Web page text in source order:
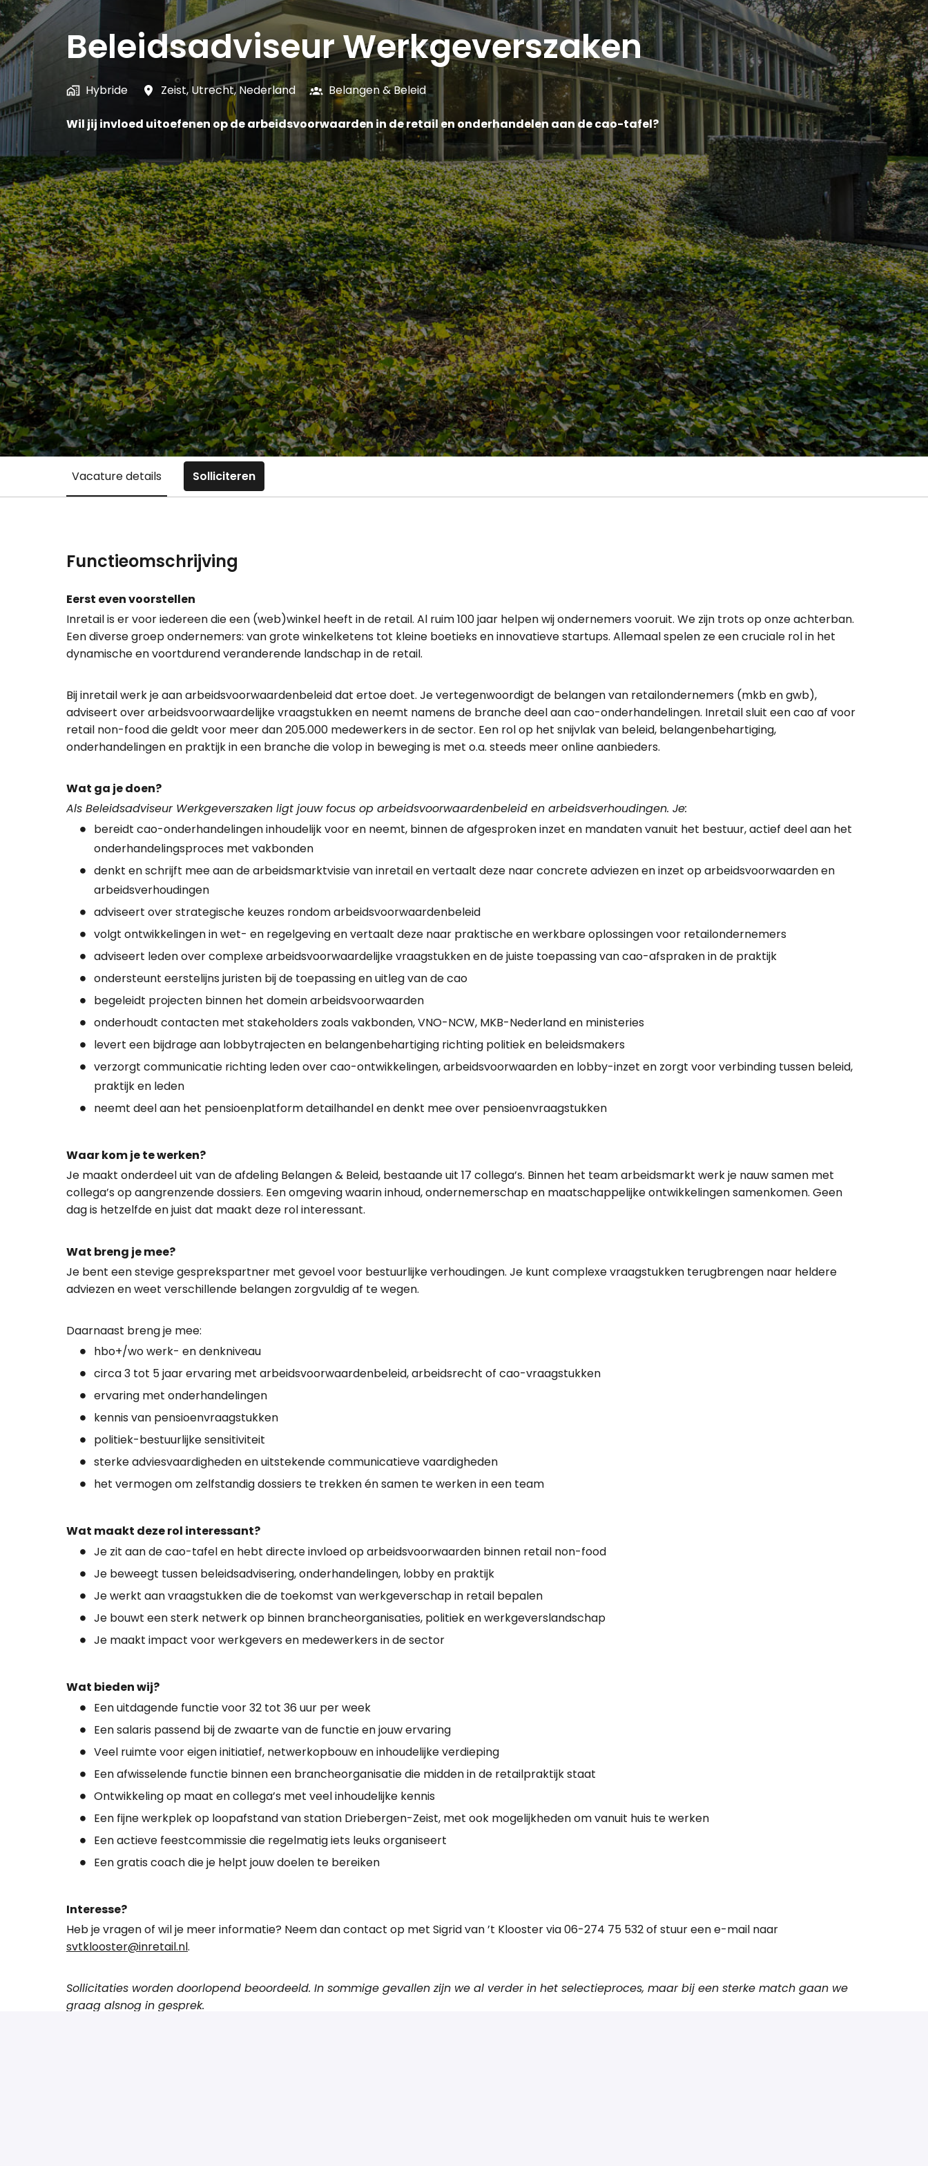
Beleidsadviseur Werkgeverszaken
Hybride Zeist, Utrecht, Nederland Belangen & Beleid
Wil jij invloed uitoefenen op de arbeidsvoorwaarden in de retail en onderhandelen aan de cao-tafel?
Vacature details Solliciteren
Functieomschrijving
Eerst even voorstellen
Inretail is er voor iedereen die een (web)winkel heeft in de retail. Al ruim 100 jaar helpen wij ondernemers vooruit. We zijn trots op onze achterban.
Een diverse groep ondernemers: van grote winkelketens tot kleine boetieks en innovatieve startups. Allemaal spelen ze een cruciale rol in het
dynamische en voortdurend veranderende landschap in de retail.
Bij inretail werk je aan arbeidsvoorwaardenbeleid dat ertoe doet. Je vertegenwoordigt de belangen van retailondernemers (mkb en gwb),
adviseert over arbeidsvoorwaardelijke vraagstukken en neemt namens de branche deel aan cao-onderhandelingen. Inretail sluit een cao af voor
retail non-food die geldt voor meer dan 205.000 medewerkers in de sector. Een rol op het snijvlak van beleid, belangenbehartiging,
onderhandelingen en praktijk in een branche die volop in beweging is met o.a. steeds meer online aanbieders.
Wat ga je doen?
Als Beleidsadviseur Werkgeverszaken ligt jouw focus op arbeidsvoorwaardenbeleid en arbeidsverhoudingen. Je:
bereidt cao-onderhandelingen inhoudelijk voor en neemt, binnen de afgesproken inzet en mandaten vanuit het bestuur, actief deel aan het
onderhandelingsproces met vakbonden
denkt en schrijft mee aan de arbeidsmarktvisie van inretail en vertaalt deze naar concrete adviezen en inzet op arbeidsvoorwaarden en
arbeidsverhoudingen
adviseert over strategische keuzes rondom arbeidsvoorwaardenbeleid
volgt ontwikkelingen in wet- en regelgeving en vertaalt deze naar praktische en werkbare oplossingen voor retailondernemers
adviseert leden over complexe arbeidsvoorwaardelijke vraagstukken en de juiste toepassing van cao-afspraken in de praktijk
ondersteunt eerstelijns juristen bij de toepassing en uitleg van de cao
begeleidt projecten binnen het domein arbeidsvoorwaarden
onderhoudt contacten met stakeholders zoals vakbonden, VNO-NCW, MKB-Nederland en ministeries
levert een bijdrage aan lobbytrajecten en belangenbehartiging richting politiek en beleidsmakers
verzorgt communicatie richting leden over cao-ontwikkelingen, arbeidsvoorwaarden en lobby-inzet en zorgt voor verbinding tussen beleid,
praktijk en leden
neemt deel aan het pensioenplatform detailhandel en denkt mee over pensioenvraagstukken
Waar kom je te werken?
Je maakt onderdeel uit van de afdeling Belangen & Beleid, bestaande uit 17 collega’s. Binnen het team arbeidsmarkt werk je nauw samen met
collega’s op aangrenzende dossiers. Een omgeving waarin inhoud, ondernemerschap en maatschappelijke ontwikkelingen samenkomen. Geen
dag is hetzelfde en juist dat maakt deze rol interessant.
Wat breng je mee?
Je bent een stevige gesprekspartner met gevoel voor bestuurlijke verhoudingen. Je kunt complexe vraagstukken terugbrengen naar heldere
adviezen en weet verschillende belangen zorgvuldig af te wegen.
Daarnaast breng je mee:
hbo+/wo werk- en denkniveau
circa 3 tot 5 jaar ervaring met arbeidsvoorwaardenbeleid, arbeidsrecht of cao-vraagstukken
ervaring met onderhandelingen
kennis van pensioenvraagstukken
politiek-bestuurlijke sensitiviteit
sterke adviesvaardigheden en uitstekende communicatieve vaardigheden
het vermogen om zelfstandig dossiers te trekken én samen te werken in een team
Wat maakt deze rol interessant?
Je zit aan de cao-tafel en hebt directe invloed op arbeidsvoorwaarden binnen retail non-food
Je beweegt tussen beleidsadvisering, onderhandelingen, lobby en praktijk
Je werkt aan vraagstukken die de toekomst van werkgeverschap in retail bepalen
Je bouwt een sterk netwerk op binnen brancheorganisaties, politiek en werkgeverslandschap
Je maakt impact voor werkgevers en medewerkers in de sector
Wat bieden wij?
Een uitdagende functie voor 32 tot 36 uur per week
Een salaris passend bij de zwaarte van de functie en jouw ervaring
Veel ruimte voor eigen initiatief, netwerkopbouw en inhoudelijke verdieping
Een afwisselende functie binnen een brancheorganisatie die midden in de retailpraktijk staat
Ontwikkeling op maat en collega’s met veel inhoudelijke kennis
Een fijne werkplek op loopafstand van station Driebergen-Zeist, met ook mogelijkheden om vanuit huis te werken
Een actieve feestcommissie die regelmatig iets leuks organiseert
Een gratis coach die je helpt jouw doelen te bereiken
Interesse?
Heb je vragen of wil je meer informatie? Neem dan contact op met Sigrid van ’t Klooster via 06-274 75 532 of stuur een e-mail naar
svtklooster@inretail.nl.
Sollicitaties worden doorlopend beoordeeld. In sommige gevallen zijn we al verder in het selectieproces, maar bij een sterke match gaan we
graag alsnog in gesprek.